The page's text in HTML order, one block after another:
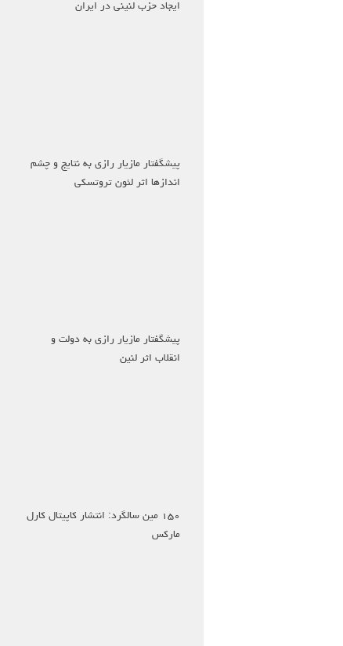
ایجاد حزب لنینی در ایران
پیشگفتار مازیار رازی به نتایج و چشم
اندازها اثر لئون تروتسکی
پیشگفتار مازیار رازی به دولت و
انقلاب اثر لنین
۱۵۰ مین سالگرد: انتشار کاپیتال کارل
مارکس